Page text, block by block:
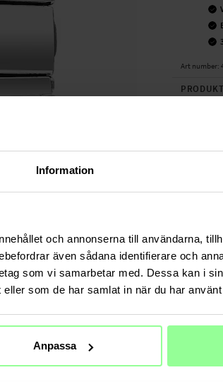
Information
och annonserna till användarna,
även sådana identifierare och
som vi samarbetar med. Dessa kan i
som de har samlat in när du har
Anpassa
Art number:
bringt
in der
verkauft).
- Amazfit
Länge:
Material:
Farbe:
Armband
Farbe